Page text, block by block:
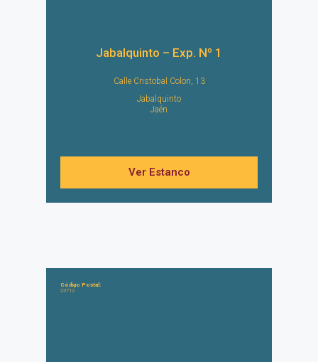
Jabalquinto – Exp. Nº 1
Calle Cristobal Colon, 13
Jabalquinto
Jaén
Ver Estanco
Código Postal:
23712